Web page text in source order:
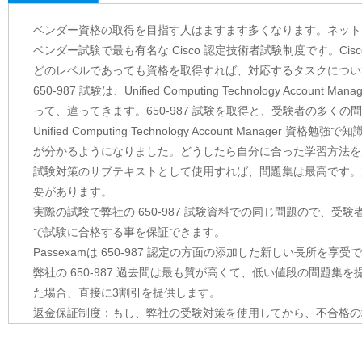
ベンダー資格の取得を目指す人はますます多くなります。ネッ
ベンダー試験で最も有名な Cisco 認定技術者試験制度です。
どのレベルであっても資格を取得すれば、対応するタスクにつ
650-987 試験は、Unified Computing Technology Account
って、違ってきます。650-987 試験を取得と、受験者の多くの
Unified Computing Technology Account Manager 資格勉強で知
が分かるようになりました。どうしたら自分に合った学習方法
試験対策のサブテキストとして使用すれば、問題集は最高です
要があります。
実際の試験で弊社の 650-987 試験資料での同じ問題ので、受
で試験に合格する事を保証できます。
Passexamは 650-987 認定の方面の添加した新しい長所を享受
弊社の 650-987 過去問は最も質が高くて、低い値段の問題集
た場合、直接に3割引を提供します。
返金保証制度：もし、弊社の受験対策を使用してから、不合格